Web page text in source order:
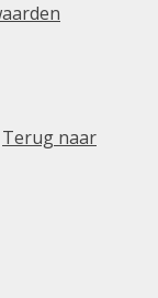
Terug naar